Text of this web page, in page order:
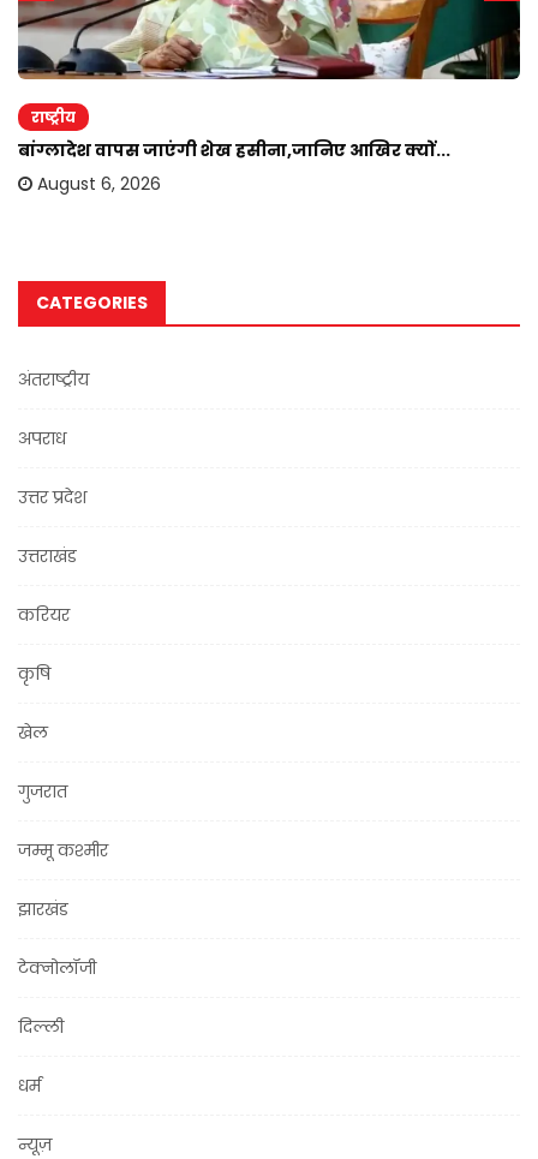
राष्ट्रीय
बांग्लादेश वापस जाएंगी शेख हसीना,जानिए आखिर क्यों...
August 6, 2026
CATEGORIES
अंतराष्ट्रीय
अपराध
उत्तर प्रदेश
उत्तराखंड
करियर
कृषि
खेल
गुजरात
जम्मू कश्मीर
झारखंड
टेक्नोलॉजी
दिल्ली
धर्म
न्यूज़